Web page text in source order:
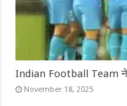
Indian Football Team ने
November 18, 2025